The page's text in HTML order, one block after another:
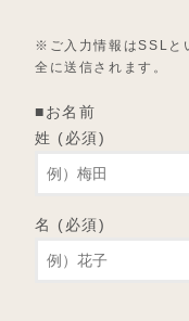
※ご入力情報はSSLと
全に送信されます。
■お名前
姓 (必須)
名 (必須)